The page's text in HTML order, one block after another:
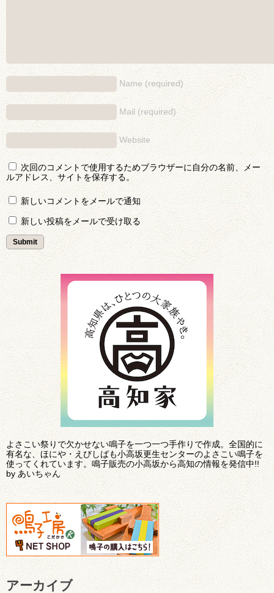
Name (required)
Mail (required)
Website
次回のコメントで使用するためブラウザーに自分の名前、メー
ルアドレス、サイトを保存する。
新しいコメントをメールで通知
新しい投稿をメールで受け取る
よさこい祭りで欠かせない鳴子を一つ一つ手作りで作成。全国的に
有名な、ほにや・えびしばも小高坂更生センターのよさこい鳴子を
使ってくれています。鳴子販売の小高坂から高知の情報を発信中!!
by あいちゃん
アーカイブ